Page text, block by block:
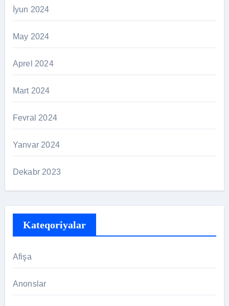
İyun 2024
May 2024
Aprel 2024
Mart 2024
Fevral 2024
Yanvar 2024
Dekabr 2023
Kateqoriyalar
Afişa
Anonslar